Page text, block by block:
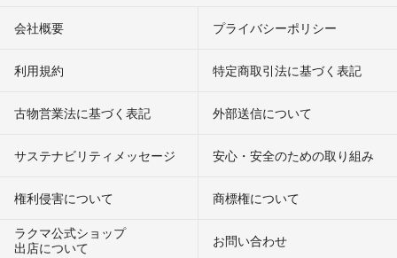
会社概要 プライバシーポリシー
利用規約 特定商取引法に基づく表記
古物営業法に基づく表記 外部送信について
サステナビリティメッセージ 安心・安全のための取り組み
権利侵害について
商標権について
ラクマ公式ショップ
出店について
お問い合わせ